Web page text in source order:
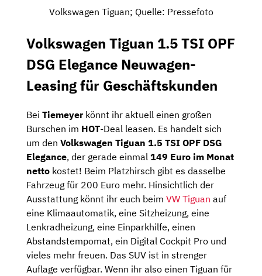
Volkswagen Tiguan; Quelle: Pressefoto
Volkswagen Tiguan 1.5 TSI OPF
DSG Elegance Neuwagen-
Leasing für Geschäftskunden
Bei Tiemeyer könnt ihr aktuell einen großen
Burschen im HOT-Deal leasen. Es handelt sich
um den Volkswagen Tiguan 1.5 TSI OPF DSG
Elegance, der gerade einmal 149 Euro im Monat
netto kostet! Beim Platzhirsch gibt es dasselbe
Fahrzeug für 200 Euro mehr. Hinsichtlich der
Ausstattung könnt ihr euch beim VW Tiguan auf
eine Klimaautomatik, eine Sitzheizung, eine
Lenkradheizung, eine Einparkhilfe, einen
Abstandstempomat, ein Digital Cockpit Pro und
vieles mehr freuen. Das SUV ist in strenger
Auflage verfügbar. Wenn ihr also einen Tiguan für